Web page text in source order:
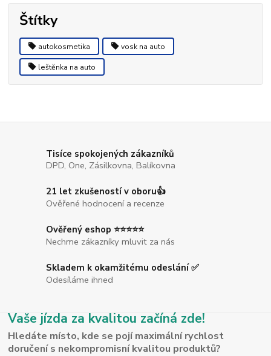
Štítky
autokosmetika vosk na auto
leštěnka na auto
Tisíce spokojených zákazníků
DPD, One, Zásilkovna, Balíkovna
21 let zkušeností v oboru👍
Ověřené hodnocení a recenze
Ověřený eshop ⭐⭐⭐⭐⭐
Nechme zákazníky mluvit za nás
Skladem k okamžitému odeslání ✅
Odesíláme ihned
Vaše jízda za kvalitou začíná zde!
Hledáte místo, kde se pojí maximální rychlost
doručení s nekompromisní kvalitou produktů?